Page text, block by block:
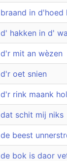
braand in d'hoed
d' hakken in d'
d'r mit an wèzen
d'r oet snien
d'r rink maank
dat schit mij niks
de beest
de bok is daor